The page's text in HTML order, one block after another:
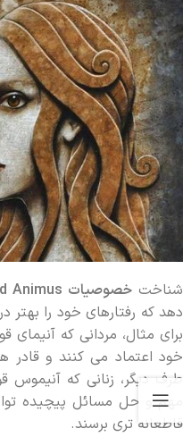
شناخت خصوصیات Animus
‌دهد که رفتارهای خود را بهتر
برای مثال، مردانی که
خود اعتماد می ‌کنند و قادر
طرف دیگر، زنانی که آنیموس
مهم و حل مسائل پیچیده
قاطعانه ‌تری برسند.